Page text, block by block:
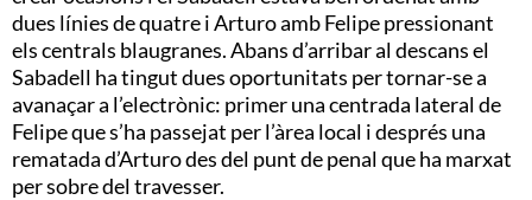
dues línies de quatre i Arturo amb Felipe pressionant
els centrals blaugranes. Abans d’arribar al descans el
Sabadell ha tingut dues oportunitats per tornar-se a
avanaçar a l’electrònic: primer una centrada lateral de
Felipe que s’ha passejat per l’àrea local i després una
rematada d’Arturo des del punt de penal que ha marxat
per sobre del travesser.